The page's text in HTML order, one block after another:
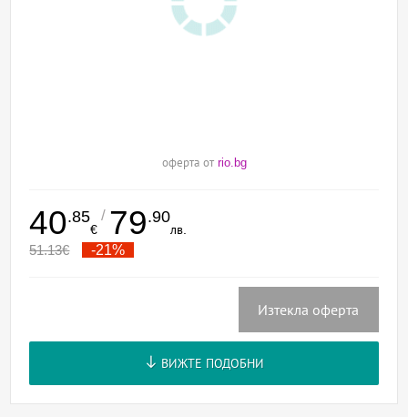
оферта от rio.bg
40.85
€
/ 79.90
лв.
51.13€ -21%
Изтекла оферта
ВИЖТЕ ПОДОБНИ